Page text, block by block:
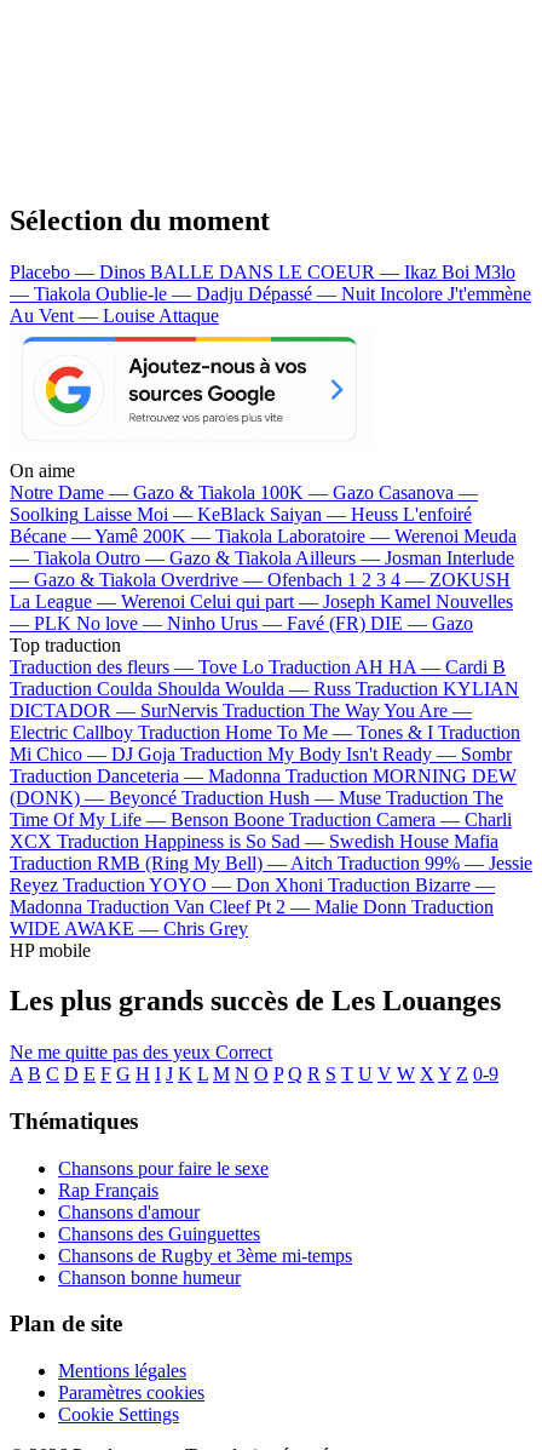
Sélection du moment
Placebo — Dinos BALLE DANS LE COEUR — Ikaz Boi M3lo
— Tiakola Oublie-le — Dadju Dépassé — Nuit Incolore J't'emmène
Au Vent — Louise Attaque
On aime
Notre Dame — Gazo & Tiakola 100K — Gazo Casanova —
Soolking Laisse Moi — KeBlack Saiyan — Heuss L'enfoiré
Bécane —Yamê 200K — Tiakola Laboratoire — Werenoi Meuda
— Tiakola Outro — Gazo & Tiakola Ailleurs — Josman Interlude
— Gazo & Tiakola Overdrive — Ofenbach 1 2 3 4 — ZOKUSH
La League — Werenoi Celui qui part — Joseph Kamel Nouvelles
— PLK No love — Ninho Urus — Favé (FR) DIE — Gazo
Top traduction
Traduction des fleurs — Tove Lo Traduction AH HA — Cardi B
Traduction Coulda Shoulda Woulda — Russ Traduction KYLIAN
DICTADOR — SurNervis Traduction The Way You Are —
Electric Callboy Traduction Home To Me — Tones & I Traduction
Mi Chico — DJ Goja Traduction My Body Isn't Ready — Sombr
Traduction Danceteria — Madonna Traduction MORNING DEW
(DONK) — Beyoncé Traduction Hush — Muse Traduction The
Time Of My Life — Benson Boone Traduction Camera — Charli
XCX Traduction Happiness is So Sad — Swedish House Mafia
Traduction RMB (Ring My Bell) — Aitch Traduction 99% — Jessie
Reyez Traduction YOYO — Don Xhoni Traduction Bizarre —
Madonna Traduction Van Cleef Pt 2 — Malie Donn Traduction
WIDE AWAKE — Chris Grey
HP mobile
Les plus grands succès de Les Louanges
Ne me quitte pas des yeux Correct
A B C D E F G H I J K L M N O P Q R S T U V W X Y Z 0-9
Thématiques
Chansons pour faire le sexe
Rap Français
Chansons d'amour
Chansons des Guinguettes
Chansons de Rugby et 3ème mi-temps
Chanson bonne humeur
Plan de site
Mentions légales
Paramètres cookies
Cookie Settings